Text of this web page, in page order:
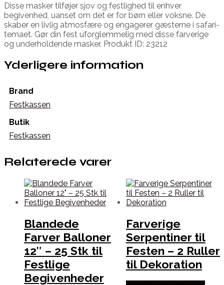
Disse masker tilføjer sjov og festlighed til enhver
begivenhed, uanset om det er for børn eller voksne. De
skaber en livlig atmosfære og engagerer gæsterne i safari-
temaet. Gør din fest uforglemmelig med disse farverige
og underholdende masker. Produkt ID: 23212
Yderligere information
Brand
Festkassen
Butik
Festkassen
Relaterede varer
Blandede
Farver Balloner
12″ – 25 Stk til
Festlige
Begivenheder
Farverige
Serpentiner til
Festen – 2 Ruller
til Dekoration